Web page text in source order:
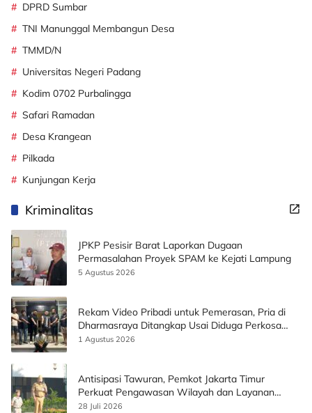
DPRD Sumbar
TNI Manunggal Membangun Desa
TMMD/N
Universitas Negeri Padang
Kodim 0702 Purbalingga
Safari Ramadan
Desa Krangean
Pilkada
Kunjungan Kerja
Kriminalitas
JPKP Pesisir Barat Laporkan Dugaan
Permasalahan Proyek SPAM ke Kejati Lampung
5 Agustus 2026
Rekam Video Pribadi untuk Pemerasan, Pria di
Dharmasraya Ditangkap Usai Diduga Perkosa
Korban
1 Agustus 2026
Antisipasi Tawuran, Pemkot Jakarta Timur
Perkuat Pengawasan Wilayah dan Layanan
Publik
28 Juli 2026